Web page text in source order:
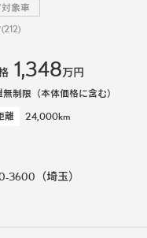
象車
1,348万円
制限（本体価格に含む）
離 24,000km
3600 （埼玉）